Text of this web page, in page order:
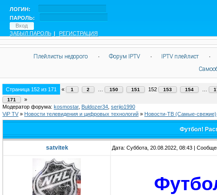
ЛОГИН:
ПАРОЛЬ:
ЗАБЫЛ ПАРОЛЬ | РЕГИСТРАЦИЯ
Плейлисты недорого · Форум IPTV · IPTV плейлист
·
Страница 152 из 171 « 1 2 150 151 152 153 154
171
»
Модератор форума: kosmostar, Buldozer34 serjio1990
ViP TV » Новости телевидения и цифровых технологий » Новости-ТВ (Самые-свежие)
Футбол!
satvitek Дата: Суббота, 20.08.2022, 08:43 |